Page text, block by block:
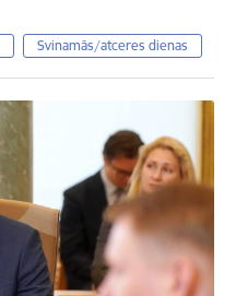
Svinamās/atceres dienas